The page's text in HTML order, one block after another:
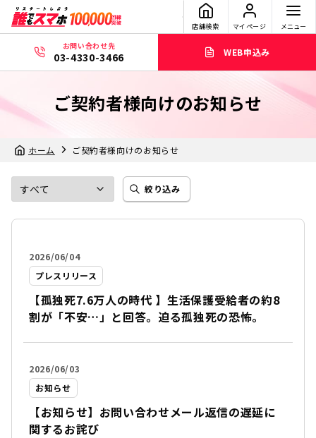
店舗検索 マイページ メニュー
お問い合わせ先
03-4330-3466 WEB申込み
ご契約者様向けのお知らせ
ホーム ご契約者様向けのお知らせ
絞り込み
2026/06/04
プレスリリース
【孤独死7.6万人の時代 】生活保護受給者の約8
割が「不安…」と回答。迫る孤独死の恐怖。
2026/06/03
お知らせ
【お知らせ】お問い合わせメール返信の遅延に
関するお詫び